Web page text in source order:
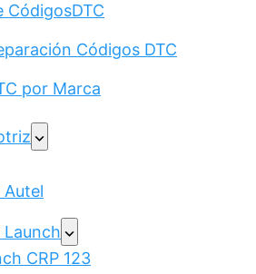
CódigosDTC
Códigos DTC
por Marca
Autel
Launch
CRP 123